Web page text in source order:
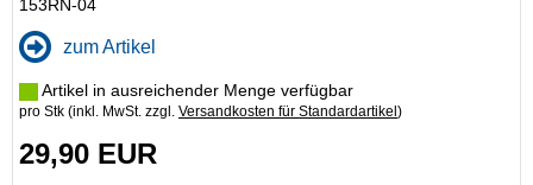
153RN-04
zum Artikel
Artikel in ausreichender Menge verfügbar
pro Stk (inkl. MwSt. zzgl. Versandkosten für Standardartikel )
29,90 EUR